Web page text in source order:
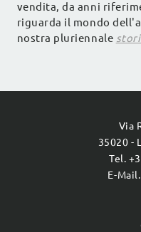
vendita, da anni
riguarda il mondo
nostra pluriennale
Via
35020 -
Tel.
E-